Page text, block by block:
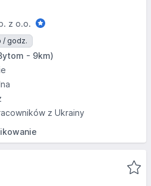
z o.o.
/ godz.
- 9km)
z Ukrainy